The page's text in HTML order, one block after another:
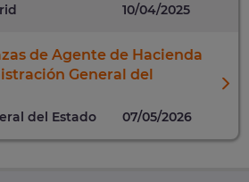
10/04/2025
de Agente de Hacienda
General del
del Estado 07/05/2026